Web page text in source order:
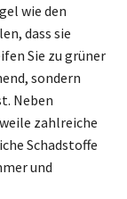
wie den
dass sie
Sie zu grüner
sondern
Neben
zahlreiche
Schadstoffe
und